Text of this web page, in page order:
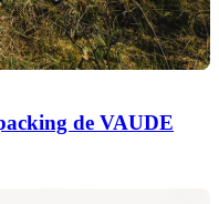
de VAUDE